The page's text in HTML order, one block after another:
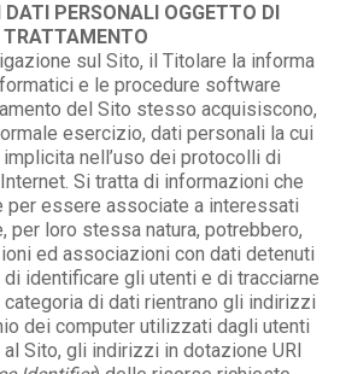
DATI PERSONALI OGGETTO DI
TRATTAMENTO
sul Sito, il Titolare la informa
e le procedure software
del Sito stesso acquisiscono,
esercizio, dati personali la cui
nell’uso dei protocolli di
Si tratta di informazioni che
per essere associate a interessati
per loro stessa natura, potrebbero,
ed associazioni con dati detenuti
identificare gli utenti e di tracciarne
di dati rientrano gli indirizzi
dei computer utilizzati dagli utenti
Sito, gli indirizzi in dotazione URI